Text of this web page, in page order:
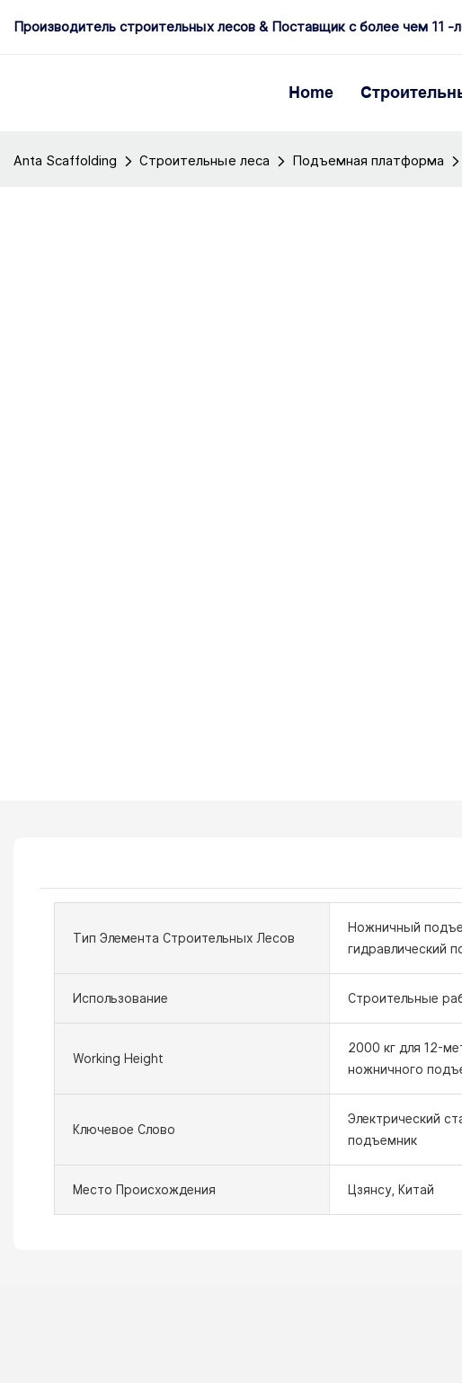
Производитель строительных лесов & Поставщик с более чем 11
Home
Anta Scaffolding Строительные леса Подъемная платформа
Тип Элемента Строительных Лесов
Ножничный
гидравлический
Использование Строительные
Working Height
2000 кг для 12-
ножничного
Ключевое Слово
Электрический
подъемник
Место Происхождения Цзянсу, Китай